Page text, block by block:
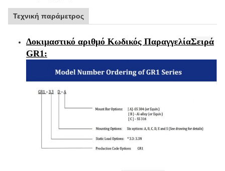
Τεχνική παράμετρος
Δοκιμαστικό αριθμό Κωδικός ΠαραγγελίαΣειρά
GR1: